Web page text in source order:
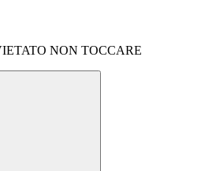
NON TOCCARE